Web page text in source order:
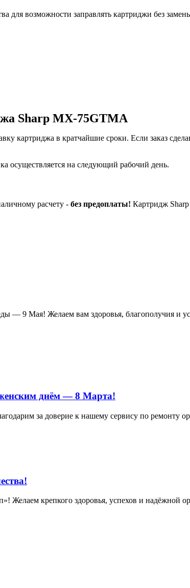
для возможности заправлять картриджи без
Sharp MX-75GTMA
картриджа в кратчайшие сроки. Если заказ
осуществляется на следующий рабочий день.
расчету - без предоплаты! Картридж
— 9 Мая! Желаем вам здоровья, благополучия и
днём — 8 Марта!
за доверие к нашему сервису по ремонту
Желаем крепкого здоровья, успехов и надёжной